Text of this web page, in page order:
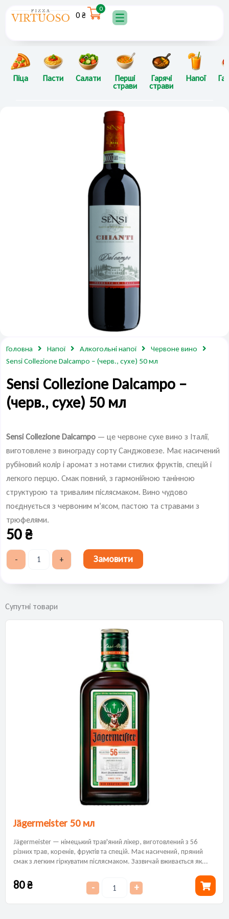
0₴
0
Піца Пасти Салати Перші
страви
Гарячі
страви
Напої
Головна Напої Алкогольні напої
Червоне вино
Sensi Collezione Dalcampo – (черв., сухе) 50 мл
Sensi Collezione Dalcampo –
(черв., сухе) 50 мл
Sensi Collezione Dalcampo — це червоне сухе вино з Італії,
виготовлене з винограду сорту Санджовезе. Має насичений
рубіновий колір і аромат з нотами стиглих фруктів, спецій і
легкого перцю. Смак повний, з гармонійною танінною
структурою та тривалим післясмаком. Вино чудово
поєднується з червоним м’ясом, пастою та стравами з
трюфелями.
-
Sensi
Collezione
сухе)
+ Замовити
50₴
Супутні товари
Jägermeister 50 мл
Jägermeister — німецький трав'яний лікер, виготовлений з 56
різних трав, коренів, фруктів та спецій. Має насичений, пряний
смак з легким гіркуватим післясмаком. Зазвичай вживається як...
80₴ - +